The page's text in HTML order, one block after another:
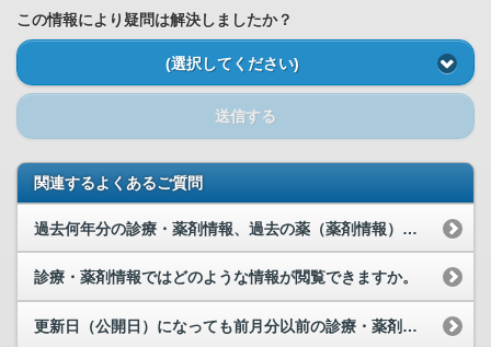
この情報により疑問は解決しましたか？
(選択してください)
送信する
関連するよくあるご質問
過去何年分の診療・薬剤情報、過去の薬（薬剤情報）が閲覧可能でしょうか。
診療・薬剤情報ではどのような情報が閲覧できますか。
更新日（公開日）になっても前月分以前の診療・薬剤情報、過去の薬（薬剤情報）が表示されません。